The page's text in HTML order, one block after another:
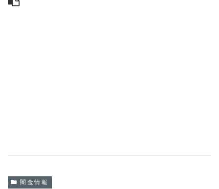
闇金情報